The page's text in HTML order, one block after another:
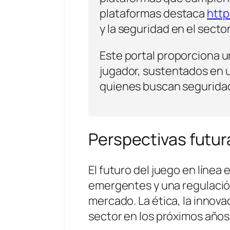
plataformas destaca
y la seguridad en el
Este portal proporciona
jugador, sustentados en
quienes buscan
Perspectivas
El futuro del juego en línea
emergentes y una
mercado. La ética, la
sector en los próximos